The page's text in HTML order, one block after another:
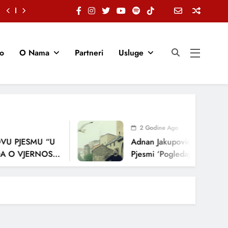
O Nama Partneri Usluge
PJESMU “U
VJERNOSTI,
2 Godine Ago
Adnan Jakupović Donosi
Pjesmi ‘Pogledaj Me’